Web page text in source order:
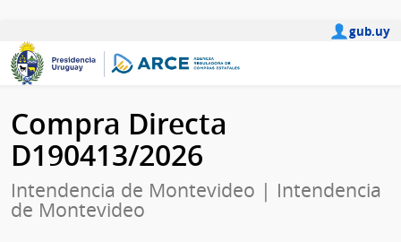
gub.uy
Compra Directa
D190413/2026
Intendencia de Montevideo | Intendencia
de Montevideo